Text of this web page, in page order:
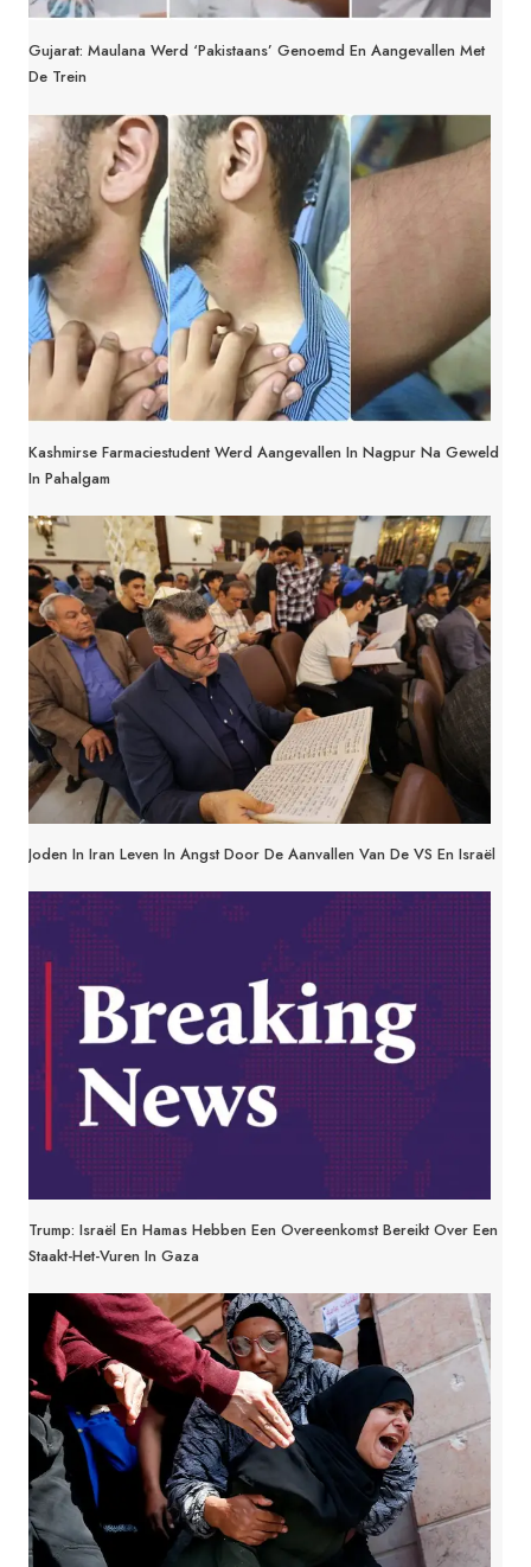
Gujarat: Maulana Werd ‘Pakistaans’ Genoemd En Aangevallen Met
De Trein
Kashmirse Farmaciestudent Werd Aangevallen In Nagpur Na Geweld
In Pahalgam
Joden In Iran Leven In Angst Door De Aanvallen Van De VS En Israël
Trump: Israël En Hamas Hebben Een Overeenkomst Bereikt Over Een
Staakt-Het-Vuren In Gaza